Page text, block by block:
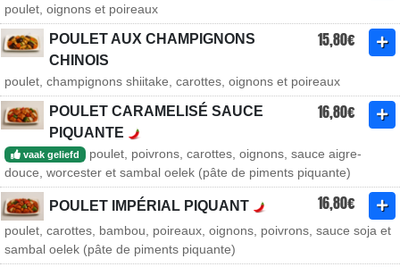
poulet, oignons et poireaux
POULET AUX CHAMPIGNONS
CHINOIS
15,80€
poulet, champignons shiitake, carottes, oignons et poireaux
POULET CARAMELISÉ SAUCE
PIQUANTE
16,80€
vaak geliefd
poulet, poivrons, carottes, oignons, sauce aigre-
douce, worcester et sambal oelek (pâte de piments piquante)
POULET IMPÉRIAL PIQUANT 16,80€
poulet, carottes, bambou, poireaux, oignons, poivrons, sauce soja et
sambal oelek (pâte de piments piquante)